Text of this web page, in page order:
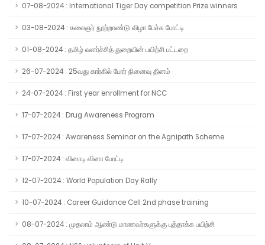
07-08-2024 : International Tiger Day competition Prize winners
03-08-2024 : கலைஞர் நூற்றாண்டு விழா பேச்சு போட்டி
01-08-2024 : தமிழ் வளர்ச்சித் துறையின் பயிற்சி பட்டறை
26-07-2024 : 25வது கார்கில் போர் நினைவு தினம்
24-07-2024 : First year enrollment for NCC
17-07-2024 : Drug Awareness Program
17-07-2024 : Awareness Seminar on the Agnipath Scheme
17-07-2024 : வினாடி வினா போட்டி
12-07-2024 : World Population Day Rally
10-07-2024 : Career Guidance Cell 2nd phase training
08-07-2024 : முதலாம் ஆண்டு மாணவர்களுக்கு புத்தாக்க பயிற்சி